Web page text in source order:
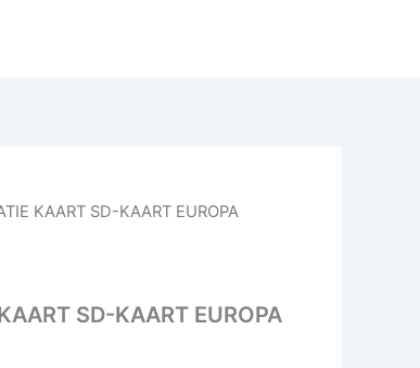
KAART SD-KAART EUROPA
SD-KAART EUROPA